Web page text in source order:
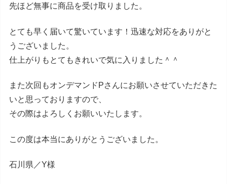
先ほど無事に商品を受け取りました。
とても早く届いて驚いています！迅速な対応をありがと
うございました。
仕上がりもとてもきれいで気に入りました＾＾
また次回もオンデマンドPさんにお願いさせていただきた
いと思っておりますので、
その際はよろしくお願いいたします。
この度は本当にありがとうございました。
石川県／Y様